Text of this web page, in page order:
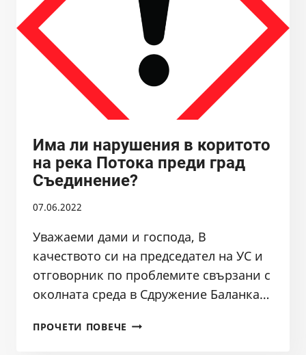
Има ли нарушения в коритото
на река Потока преди град
Съединение?
07.06.2022
Уважаеми дами и господа, В
качеството си на председател на УС и
отговорник по проблемите свързани с
околната среда в Сдружение Баланка…
ПРОЧЕТИ ПОВЕЧЕ ИМА